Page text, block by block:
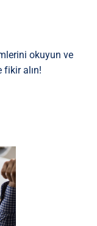
okuyun ve
alın!